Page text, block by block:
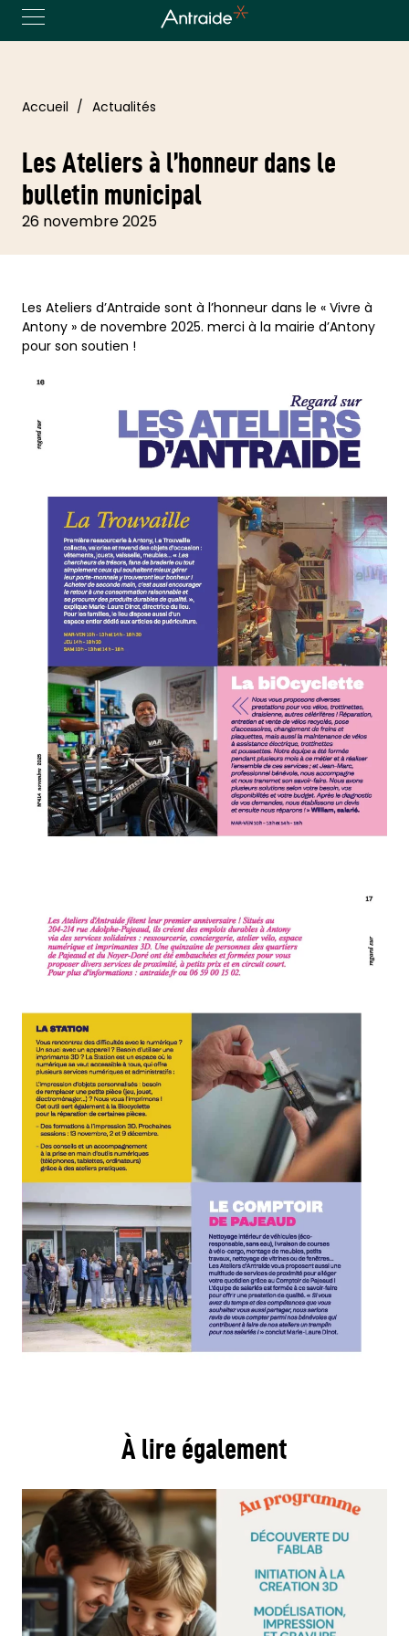
Accueil Actualités
Les Ateliers à l’honneur dans le
bulletin municipal
26 novembre 2025
Les Ateliers d’Antraide sont à l’honneur dans le « Vivre à
Antony » de novembre 2025. merci à la mairie d’Antony
pour son soutien !
À lire également